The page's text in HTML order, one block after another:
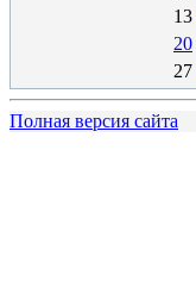
13
20
27
Полная версия сайта